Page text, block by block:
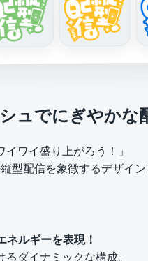
ュでにぎやかな
ワイ盛り上がろう！」
型配信を象徴するデザイ
ルギーを表現！
ダイナミックな構成。